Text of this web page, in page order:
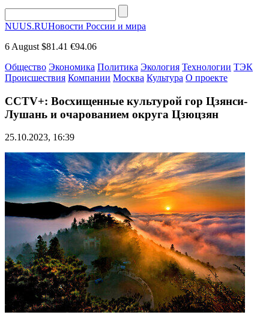
NUUS.RUНовости России и мира
6 August $81.41 €94.06
Общество Экономика Политика Экология Технологии ТЭК
Происшествия Компании Москва Культура О проекте
CCTV+: Восхищенные культурой гор Цзянси-
Лушань и очарованием округа Цзюцзян
25.10.2023, 16:39